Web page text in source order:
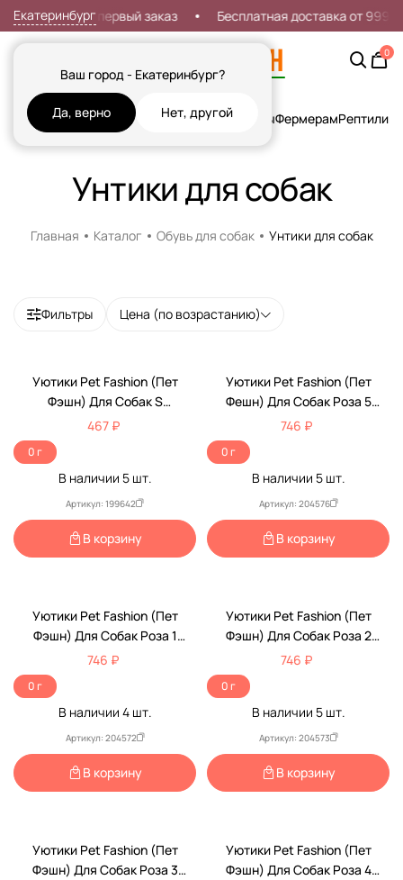
Екатеринбург
Ваш город - Екатеринбург?
Да, верно Нет, другой
Скидка 7% на первый заказ Бесплатная доставка от 999р
0
Кошки СобакиРыбы Грызуны и Хорьки ПтицыФермерамРептилии
Унтики для собак
Главная Каталог Обувь для собак Унтики для собак
Фильтры Цена (по возрастанию)
Уютики Pet Fashion (Пет
Фэшн) Для Собак S
Мультисиний Мех Мягкие
467 ₽
0 г
В наличии 5шт.
Артикул: 199642
В корзину
Уютики Pet Fashion (Пет
Фешн) Для Собак Роза 5
Мягкие Мех
746 ₽
0 г
В наличии 5шт.
Артикул: 204576
В корзину
Уютики Pet Fashion (Пет
Фэшн) Для Собак Роза 1
Мягкие Мех
746 ₽
0 г
В наличии 4шт.
Артикул: 204572
В корзину
Уютики Pet Fashion (Пет
Фэшн) Для Собак Роза 2
Мягкие Мех
746 ₽
0 г
В наличии 5шт.
Артикул: 204573
В корзину
Уютики Pet Fashion (Пет
Фэшн) Для Собак Роза 3
Уютики Pet Fashion (Пет
Фэшн) Для Собак Роза 4